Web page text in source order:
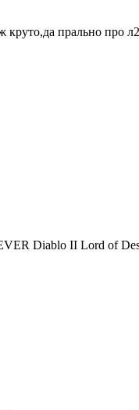
круто,да прально про
Diablo II Lord of